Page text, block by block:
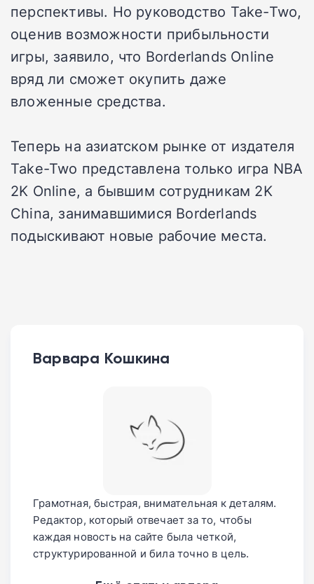
перспективы. Но руководство Take-Two,
оценив возможности прибыльности
игры, заявило, что Borderlands Online
вряд ли сможет окупить даже
вложенные средства.
Теперь на азиатском рынке от издателя
Take-Two представлена только игра NBA
2K Online, а бывшим сотрудникам 2K
China, занимавшимися Borderlands
подыскивают новые рабочие места.
Варвара Кошкина
Грамотная, быстрая, внимательная к деталям.
Редактор, который отвечает за то, чтобы
каждая новость на сайте была четкой,
структурированной и била точно в цель.